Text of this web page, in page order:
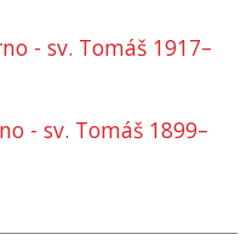
- sv. Tomáš 1917–
- sv. Tomáš 1899–